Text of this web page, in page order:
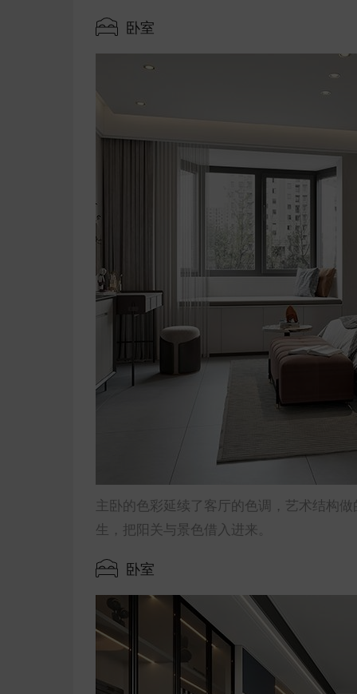
卧室
主卧的色彩延续了客厅的色调，艺术结构
生，把阳关与景色借入进来。
卧室